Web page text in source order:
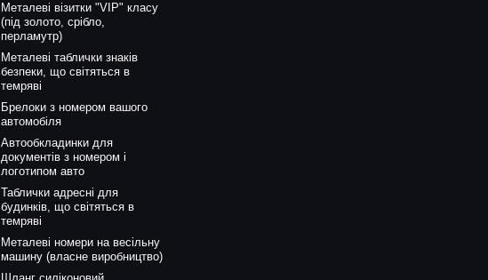
Металеві візитки "VIP" класу
(під золото, срібло,
перламутр)
Металеві таблички знаків
безпеки, що світяться в
темряві
Брелоки з номером вашого
автомобіля
Автообкладинки для
документів з номером і
логотипом авто
Таблички адресні для
будинків, що світяться в
темряві
Металеві номери на весільну
машину (власне виробництво)